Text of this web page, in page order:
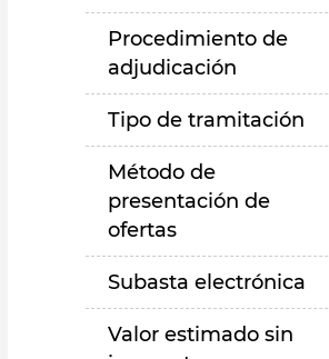
Procedimiento de
adjudicación
Tipo de tramitación
Método de
presentación de
ofertas
Subasta electrónica
Valor estimado sin